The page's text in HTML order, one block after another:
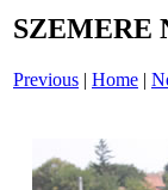
SZEMERE
Previous | Home |